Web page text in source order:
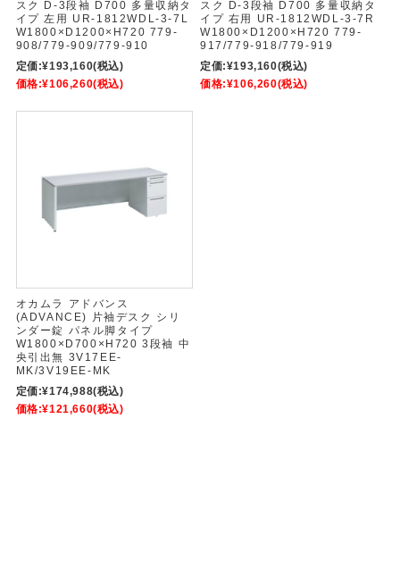
スク D-3段袖 D700 多量収納タ
イプ 左用 UR-1812WDL-3-7L
W1800×D1200×H720 779-
908/779-909/779-910
定価:¥193,160(税込)
価格:¥106,260(税込)
スク D-3段袖 D700 多量収納タ
イプ 右用 UR-1812WDL-3-7R
W1800×D1200×H720 779-
917/779-918/779-919
定価:¥193,160(税込)
価格:¥106,260(税込)
オカムラ アドバンス
(ADVANCE) 片袖デスク シリ
ンダー錠 パネル脚タイプ
W1800×D700×H720 3段袖 中
央引出無 3V17EE-
MK/3V19EE-MK
定価:¥174,988(税込)
価格:¥121,660(税込)